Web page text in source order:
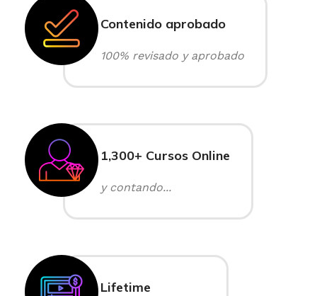
Contenido aprobado
100% revisado y aprobado
1,300+ Cursos Online
y contando...
Lifetime